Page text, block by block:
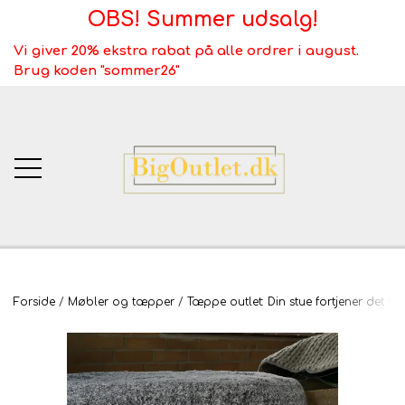
OBS! Summer udsalg!
Vi giver 20% ekstra rabat på alle ordrer i august.
Brug koden "sommer26"
BigOutlet.dk
TÆPPER
Webshop ALT
Forside Møbler og tæpper Tæppe outlet: Din stue fortjener det